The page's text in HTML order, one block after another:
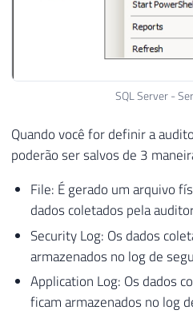
SQL Server -
Quando você for definir a
poderão ser salvos de 3
File: É gerado um arquivo
dados coletados pela
Security Log: Os dados
armazenados no log de
Application Log: Os dados
ficam armazenados no log